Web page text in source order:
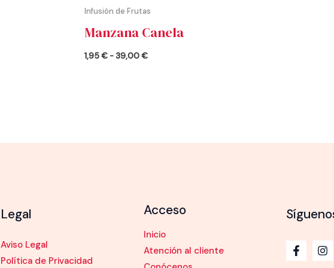
Infusión de Frutas
Manzana Canela
1,95€ -39,00€
Legal
Aviso Legal
Política de Privacidad
Acceso
Inicio
Atención al cliente